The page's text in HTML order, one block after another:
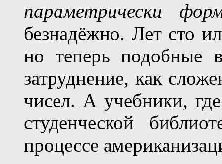
параметрически
безнадёжно. Лет сто
но теперь подобные
затруднение, как
чисел. А учебники,
студенческой
процессе